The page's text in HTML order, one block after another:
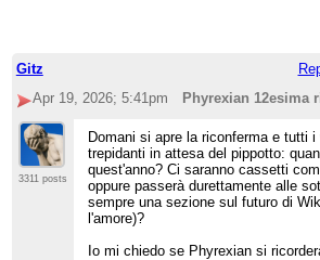
Gitz
Apr 19, 2026; 5:41pm
Phyrexian 12esima
3311 posts
Domani si apre la riconferma e tutti
trepidanti in attesa del pippotto:
quest'anno? Ci saranno cassetti
oppure passerà durettamente alle
sempre una sezione sul futuro di
l'amore)?
Io mi chiedo se Phyrexian si